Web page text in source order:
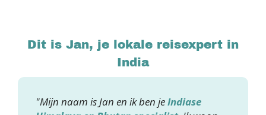
Dit is Jan, je lokale reisexpert in
India
"Mijn naam is Jan en ik ben jeIndiase